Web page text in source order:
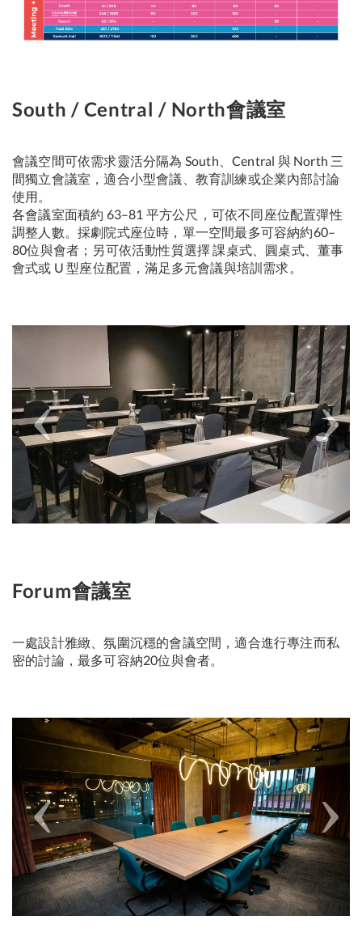
South / Central / North會議室
會議空間可依需求靈活分隔為 South、Central 與 North 三
間獨立會議室，適合小型會議、教育訓練或企業內部討論
使用。
各會議室面積約 63–81 平方公尺，可依不同座位配置彈性
調整人數。採劇院式座位時，單一空間最多可容納約60–
80位與會者；另可依活動性質選擇 課桌式、圓桌式、董事
會式或 U 型座位配置，滿足多元會議與培訓需求。
Next
Forum會議室
一處設計雅緻、氛圍沉穩的會議空間，適合進行專注而私
密的討論，最多可容納20位與會者。
Previous Next